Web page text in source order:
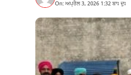
On: ਅਪ੍ਰੈਲ 3, 2026 1:32 ਬਾਃ ਦੁਃ